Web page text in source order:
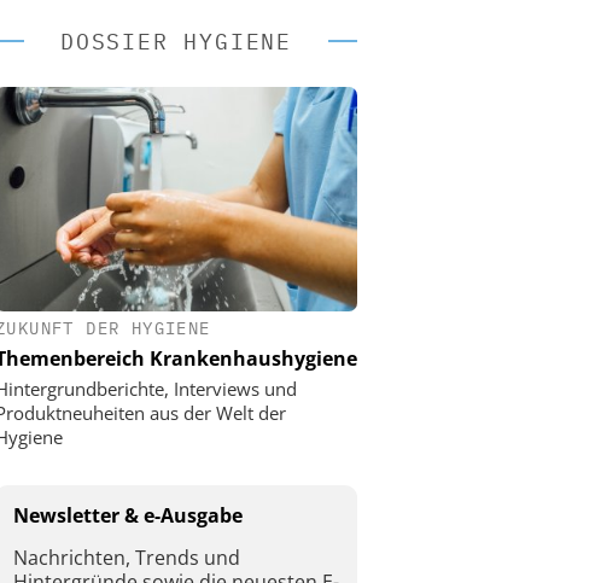
DOSSIER HYGIENE
DER HYGIENE
Krankenhaushygiene
Interviews und
aus der Welt der
Newsletter & e-Ausgabe
Nachrichten, Trends und